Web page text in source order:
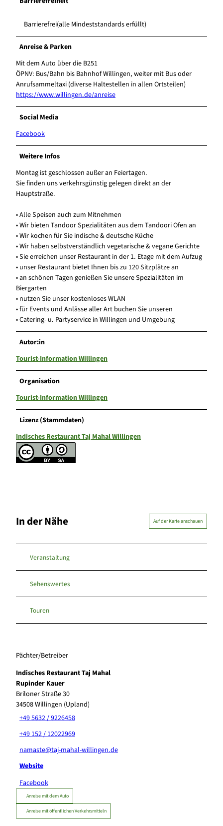
Barrierefrei(alle Mindeststandards erfüllt)
Anreise & Parken
Mit dem Auto über die B251
ÖPNV: Bus/Bahn bis Bahnhof Willingen, weiter mit Bus oder
Anrufsammeltaxi (diverse Haltestellen in allen Ortsteilen)
https://www.willingen.de/anreise
Social Media
Facebook
Weitere Infos
Montag ist geschlossen außer an Feiertagen.
Sie finden uns verkehrsgünstig gelegen direkt an der
Hauptstraße.
• Alle Speisen auch zum Mitnehmen
• Wir bieten Tandoor Spezialitäten aus dem Tandoori Ofen an
• Wir kochen für Sie indische & deutsche Küche
• Wir haben selbstverständlich vegetarische & vegane Gerichte
• Sie erreichen unser Restaurant in der 1. Etage mit dem Aufzug
• unser Restaurant bietet Ihnen bis zu 120 Sitzplätze an
• an schönen Tagen genießen Sie unsere Spezialitäten im
Biergarten
• nutzen Sie unser kostenloses WLAN
• für Events und Anlässe aller Art buchen Sie unseren
• Catering- u. Partyservice in Willingen und Umgebung
Autor:in
Tourist-Information Willingen
Organisation
Tourist-Information Willingen
Lizenz (Stammdaten)
Indisches Restaurant Taj Mahal Willingen
In der Nähe Auf der Karte anschauen
Veranstaltung
Sehenswertes
Touren
Pächter/Betreiber
Indisches Restaurant Taj Mahal
Rupinder Kauer
Briloner Straße 30
34508Willingen (Upland)
+49 5632 / 9226458
+49 152 / 12022969
namaste@taj-mahal-willingen.de
Website
Facebook
Anreise mit dem Auto
Anreise mit öffentlichen Verkehrsmitteln